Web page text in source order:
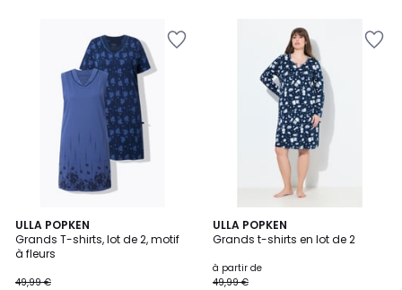
ULLA POPKEN
Grands T-shirts, lot de 2, motif
à fleurs
49,99 €
1
/
5
ULLA POPKEN
Grands t-shirts en lot de 2
à partir de
49,99 €
3
/
2
Couleurs